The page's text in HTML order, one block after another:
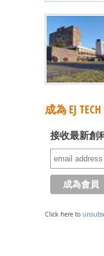
成為 EJ
接收最新創
Click here to